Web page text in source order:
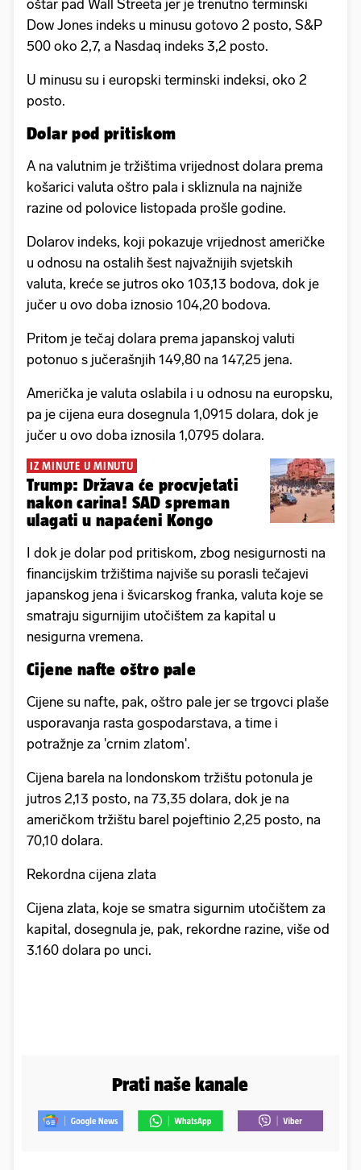
oštar pad Wall Streeta jer je trenutno terminski
Dow Jones indeks u minusu gotovo 2 posto, S&P
500 oko 2,7, a Nasdaq indeks 3,2 posto.
U minusu su i europski terminski indeksi, oko 2
posto.
Dolar pod pritiskom
A na valutnim je tržištima vrijednost dolara prema
košarici valuta oštro pala i skliznula na najniže
razine od polovice listopada prošle godine.
Dolarov indeks, koji pokazuje vrijednost američke
u odnosu na ostalih šest najvažnijih svjetskih
valuta, kreće se jutros oko 103,13 bodova, dok je
jučer u ovo doba iznosio 104,20 bodova.
Pritom je tečaj dolara prema japanskoj valuti
potonuo s jučerašnjih 149,80 na 147,25 jena.
Američka je valuta oslabila i u odnosu na europsku,
pa je cijena eura dosegnula 1,0915 dolara, dok je
jučer u ovo doba iznosila 1,0795 dolara.
IZ MINUTE U MINUTU
Trump: Država će procvjetati
nakon carina! SAD spreman
ulagati u napaćeni Kongo
I dok je dolar pod pritiskom, zbog nesigurnosti na
financijskim tržištima najviše su porasli tečajevi
japanskog jena i švicarskog franka, valuta koje se
smatraju sigurnijim utočištem za kapital u
nesigurna vremena.
Cijene nafte oštro pale
Cijene su nafte, pak, oštro pale jer se trgovci plaše
usporavanja rasta gospodarstava, a time i
potražnje za 'crnim zlatom'.
Cijena barela na londonskom tržištu potonula je
jutros 2,13 posto, na 73,35 dolara, dok je na
američkom tržištu barel pojeftinio 2,25 posto, na
70,10 dolara.
Rekordna cijena zlata
Cijena zlata, koje se smatra sigurnim utočištem za
kapital, dosegnula je, pak, rekordne razine, više od
3.160 dolara po unci.
Prati naše kanale